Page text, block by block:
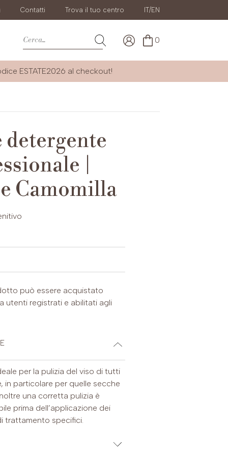
Contatti Trova il tuo centro IT/EN
0
ESTATE2026 al checkout!
detergente
|
Camomilla
può essere acquistato
utenti registrati e abilitati agli
per la pulizia del viso di tutti
in particolare per quelle secche
una corretta pulizia è
prima dell’applicazione dei
trattamento specifici.